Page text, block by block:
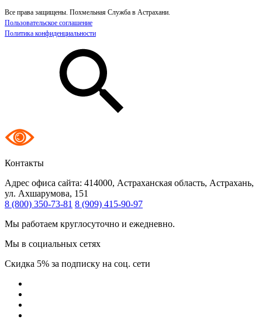
Все права защищены. Похмельная Служба в Астрахани.
Пользовательское соглашение
Политика конфиденциальности
Контакты
Адрес офиса сайта: 414000, Астраханская область, Астрахань,
ул. Ахшарумова, 151
8 (800) 350-73-81 8 (909) 415-90-97
Мы работаем круглосуточно и ежедневно.
Мы в социальных сетях
Скидка 5% за подписку на соц. сети